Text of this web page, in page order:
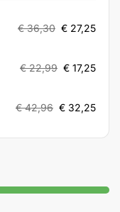
€36,30 € 27,25
€22,99 € 17,25
€42,96 € 32,25